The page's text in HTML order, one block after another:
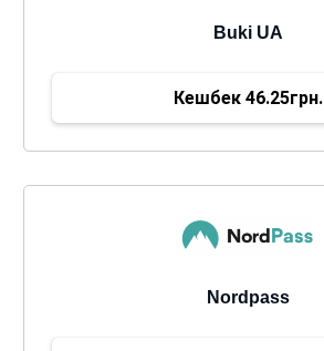
Buki UA
Кешбек 46.25грн.
Nordpass